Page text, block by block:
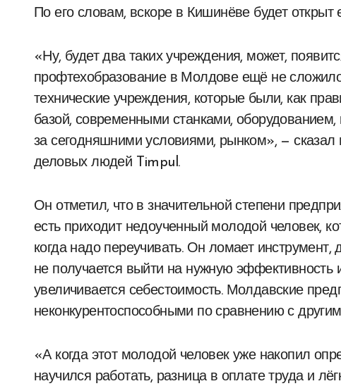
По его словам, вскоре в Кишинёве будет
«Ну, будет два таких учреждения, может,
профтехобразование в Молдове ещё не
технические учреждения, которые были, как
базой, современными станками,
за сегодняшними условиями, рынком», — сказал
деловых людей Timpul.
Он отметил, что в значительной степени
есть приходит недоученный молодой человек,
когда надо переучивать. Он ломает инструмент,
не получается выйти на нужную эффективность
увеличивается себестоимость. Молдавские
неконкурентоспособными по сравнению с
«А когда этот молодой человек уже накопил
научился работать, разница в оплате труда и